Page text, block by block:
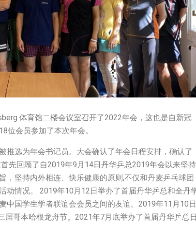
体育馆二楼会议室召开了2022年会，这也是自新冠
位会员参加了本次年会。
推选为年会书记员。大会确认了年会日程安排，确认了
先回顾了自2019年9月14日丹华乒总2019年会以来坚持
，坚持内外相连、快乐健康的原则,不仅和丹麦乒乓球团
动情况。 2019年10月12日举办了首届丹华乒总和全丹
中国学生学者联谊会会员之间的友谊。2019年11月10日
哥本哈根龙舟节。2021年7月底举办了首届丹华乒总日